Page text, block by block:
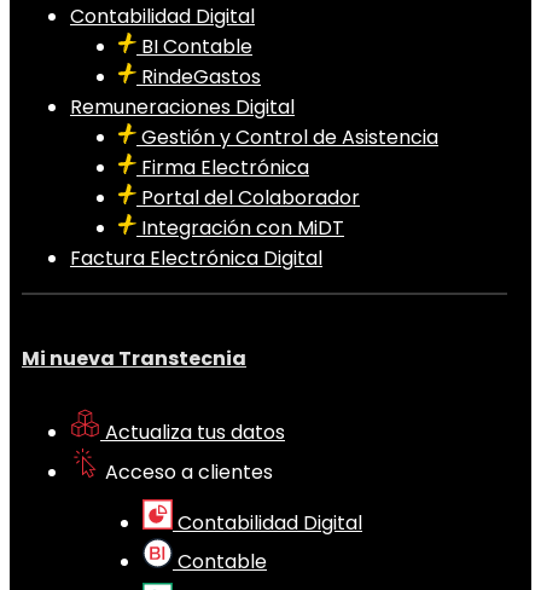
Contabilidad Digital
BI Contable
RindeGastos
Remuneraciones Digital
Gestión y Control de Asistencia
Firma Electrónica
Portal del Colaborador
Integración con MiDT
Factura Electrónica Digital
Mi nueva Transtecnia
Actualiza tus datos
Acceso a clientes
Contabilidad Digital
Contable